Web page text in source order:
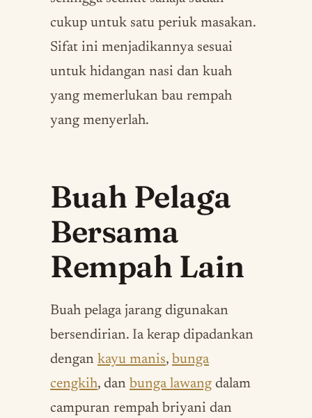
cukup untuk satu periuk masakan.
Sifat ini menjadikannya sesuai
untuk hidangan nasi dan kuah
yang memerlukan bau rempah
yang menyerlah.
Buah Pelaga
Bersama
Rempah Lain
Buah pelaga jarang digunakan
bersendirian. Ia kerap dipadankan
dengan kayu manis, bunga
cengkih, dan bunga lawang dalam
campuran rempah briyani dan